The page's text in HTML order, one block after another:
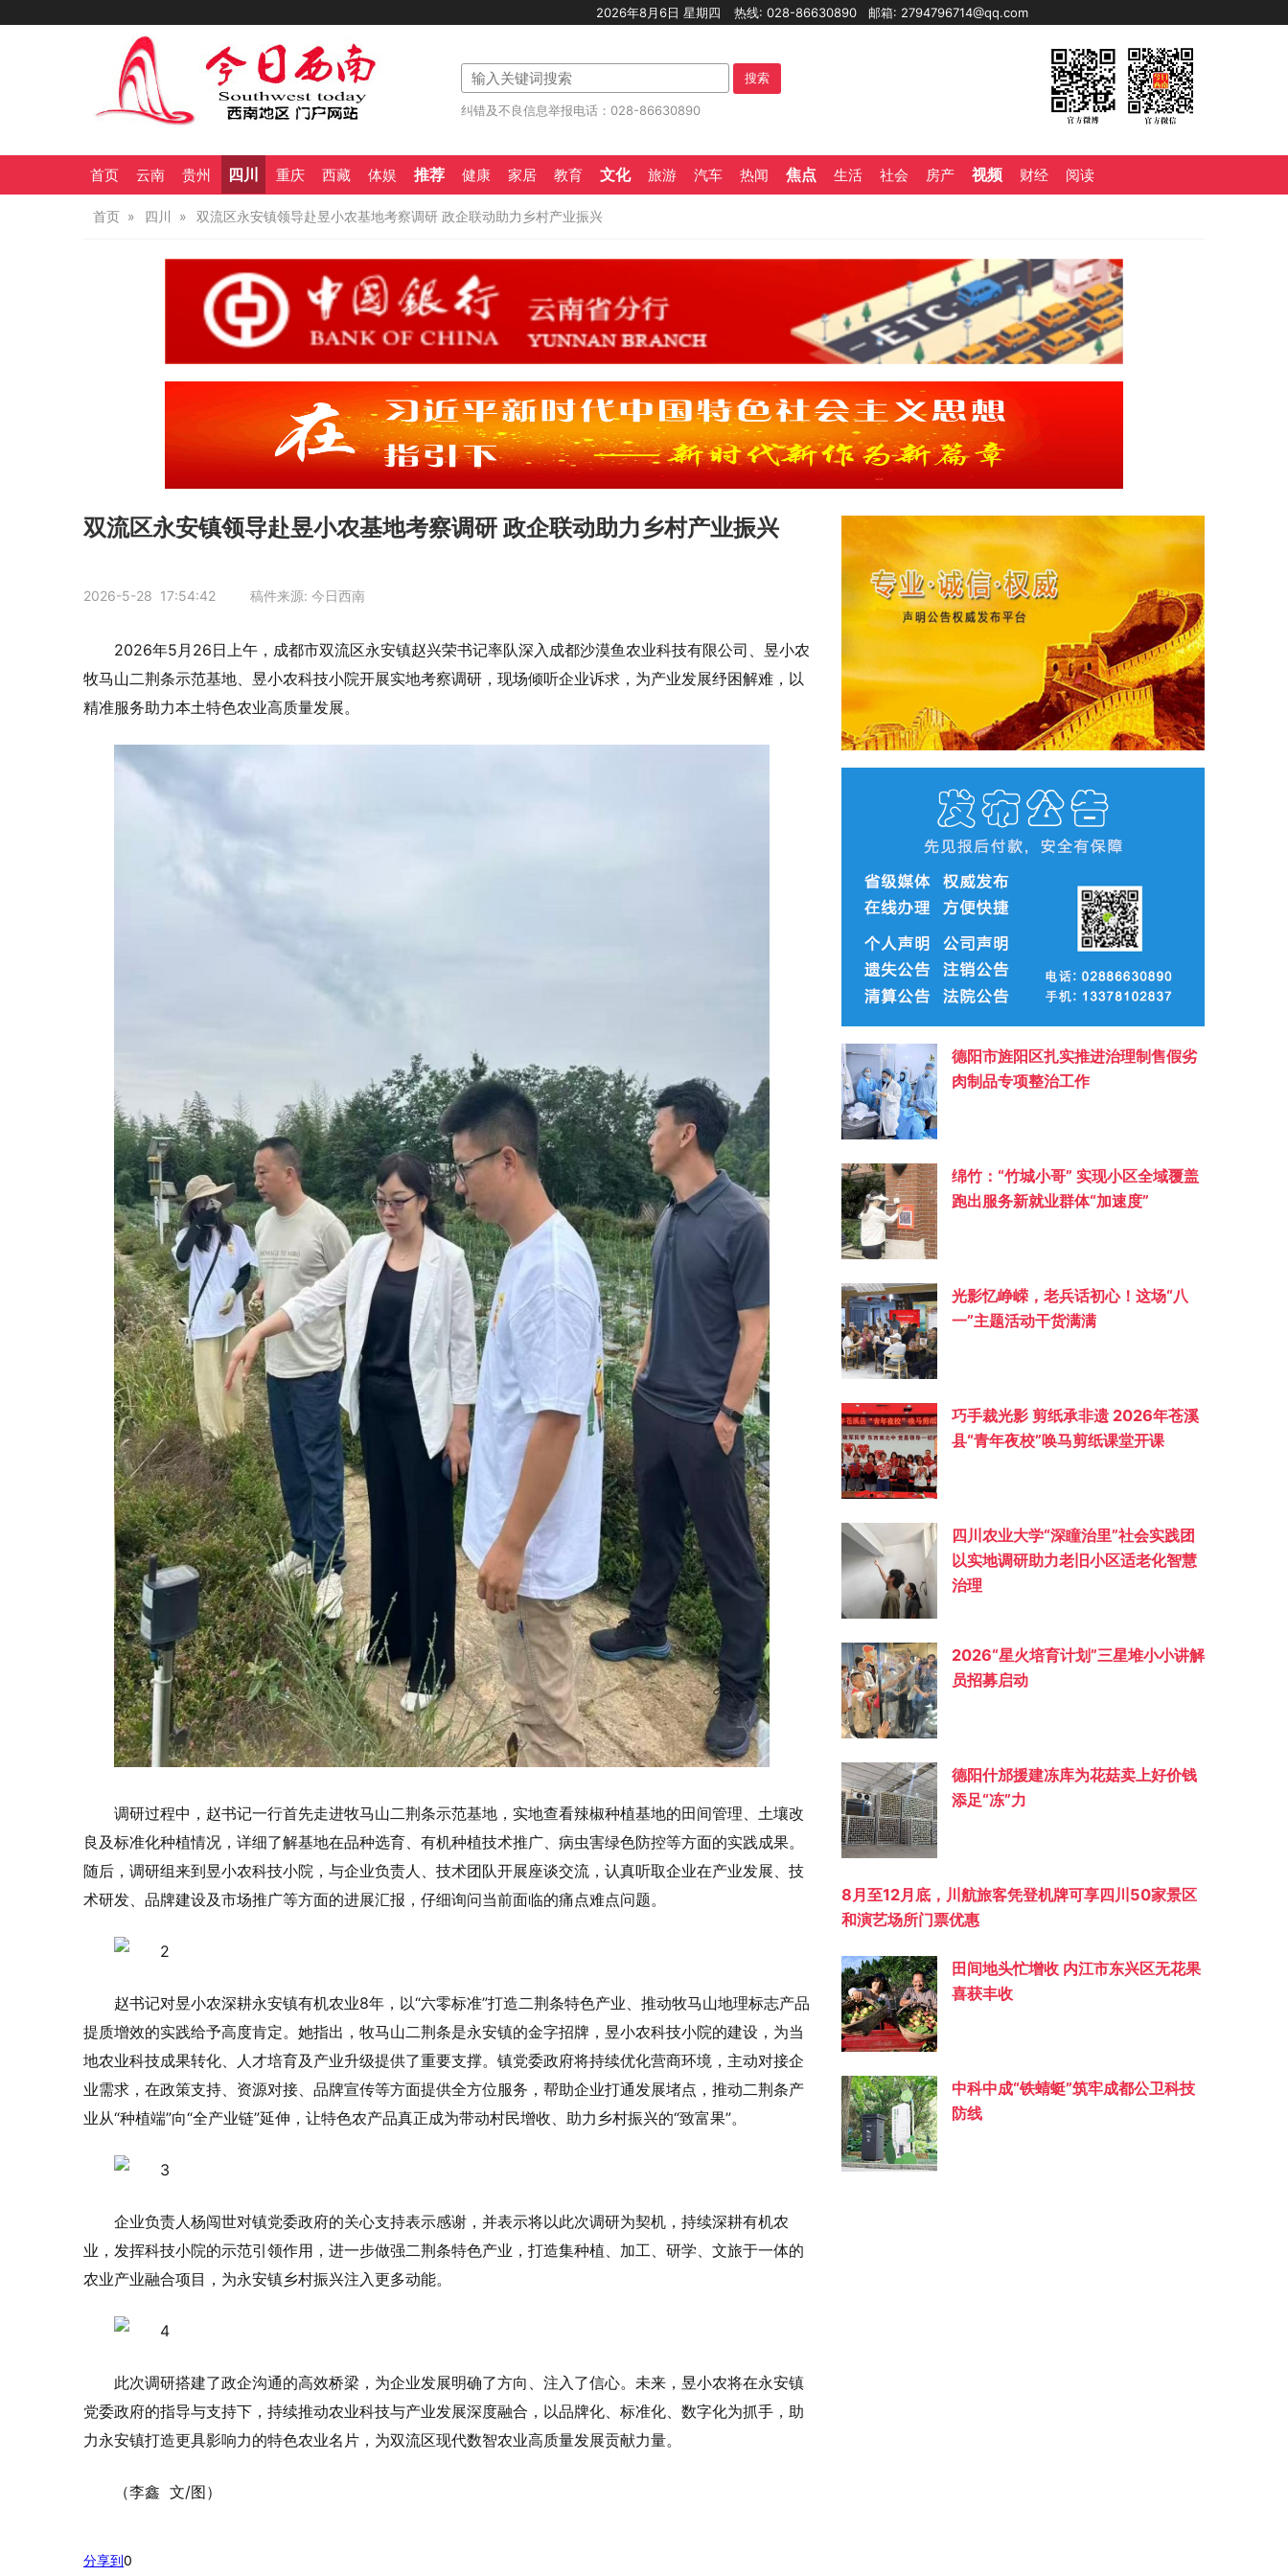
2026年8月6日 星期四 热线: 028-86630890 邮箱: 2794796714@qq.com
搜索
纠错及不良信息举报电话：028-86630890
首页 云南 贵州 四川 重庆 西藏 体娱 推荐 健康 家居 教育 文化 旅游 汽车 热闻 焦点 生活 社会 房产 视频 财经 阅读
首页 四川 双流区永安镇领导赴昱小农基地考察调研 政企联动助力乡村产业振兴
双流区永安镇领导赴昱小农基地考察调研 政企联动助力乡村产业振兴
2026-5-28 17:54:42 稿件来源: 今日西南
2026年5月26日上午，成都市双流区永安镇赵兴荣书记率队深入成都沙漠鱼农业科技有限公司、昱小农
牧马山二荆条示范基地、昱小农科技小院开展实地考察调研，现场倾听企业诉求，为产业发展纾困解难，以
精准服务助力本土特色农业高质量发展。
调研过程中，赵书记一行首先走进牧马山二荆条示范基地，实地查看辣椒种植基地的田间管理、土壤改
良及标准化种植情况，详细了解基地在品种选育、有机种植技术推广、病虫害绿色防控等方面的实践成果。
随后，调研组来到昱小农科技小院，与企业负责人、技术团队开展座谈交流，认真听取企业在产业发展、技
术研发、品牌建设及市场推广等方面的进展汇报，仔细询问当前面临的痛点难点问题。
赵书记对昱小农深耕永安镇有机农业8年，以“六零标准”打造二荆条特色产业、推动牧马山地理标志产品
提质增效的实践给予高度肯定。她指出，牧马山二荆条是永安镇的金字招牌，昱小农科技小院的建设，为当
地农业科技成果转化、人才培育及产业升级提供了重要支撑。镇党委政府将持续优化营商环境，主动对接企
业需求，在政策支持、资源对接、品牌宣传等方面提供全方位服务，帮助企业打通发展堵点，推动二荆条产
业从“种植端”向“全产业链”延伸，让特色农产品真正成为带动村民增收、助力乡村振兴的“致富果”。
企业负责人杨闯世对镇党委政府的关心支持表示感谢，并表示将以此次调研为契机，持续深耕有机农
业，发挥科技小院的示范引领作用，进一步做强二荆条特色产业，打造集种植、加工、研学、文旅于一体的
农业产业融合项目，为永安镇乡村振兴注入更多动能。
此次调研搭建了政企沟通的高效桥梁，为企业发展明确了方向、注入了信心。未来，昱小农将在永安镇
党委政府的指导与支持下，持续推动农业科技与产业发展深度融合，以品牌化、标准化、数字化为抓手，助
力永安镇打造更具影响力的特色农业名片，为双流区现代数智农业高质量发展贡献力量。
（李鑫 文/图）
分享到0
德阳市旌阳区扎实推进治理制售假劣
肉制品专项整治工作
绵竹：“竹城小哥” 实现小区全域覆盖
跑出服务新就业群体“加速度”
光影忆峥嵘，老兵话初心！这场“八
一”主题活动干货满满
巧手裁光影 剪纸承非遗 2026年苍溪
县“青年夜校”唤马剪纸课堂开课
四川农业大学“深瞳治里”社会实践团
以实地调研助力老旧小区适老化智慧
治理
2026“星火培育计划”三星堆小小讲解
员招募启动
德阳什邡援建冻库为花菇卖上好价钱
添足“冻”力
8月至12月底，川航旅客凭登机牌可享四川50家景区
和演艺场所门票优惠
田间地头忙增收 内江市东兴区无花果
喜获丰收
中科中成“铁蜻蜓”筑牢成都公卫科技
防线